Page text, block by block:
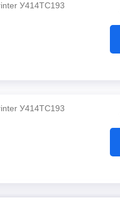
У414ТС193
У414ТС193